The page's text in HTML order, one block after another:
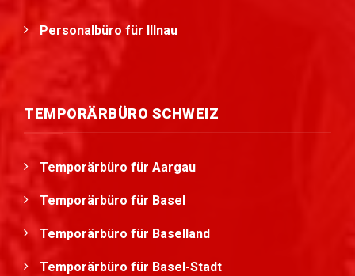
Personalbüro für Illnau
TEMPORÄRBÜRO SCHWEIZ
Temporärbüro für Aargau
Temporärbüro für Basel
Temporärbüro für Baselland
Temporärbüro für Basel-Stadt